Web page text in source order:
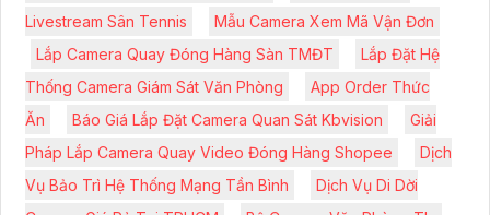
Livestream Sân Tennis
Mẫu Camera Xem Mã Vận Đơn
Lắp Camera Quay Đóng Hàng Sàn TMĐT
Lắp Đặt Hệ
Thống Camera Giám Sát Văn Phòng
App Order Thức
Ăn
Báo Giá Lắp Đặt Camera Quan Sát Kbvision
Giải
Pháp Lắp Camera Quay Video Đóng Hàng Shopee
Dịch
Vụ Bảo Trì Hệ Thống Mạng Tần Bình
Dịch Vụ Di Dời